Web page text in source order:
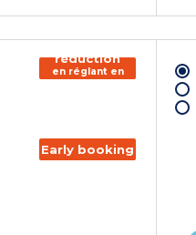
150€ de
réduction
en réglant en
chèque
Early booking